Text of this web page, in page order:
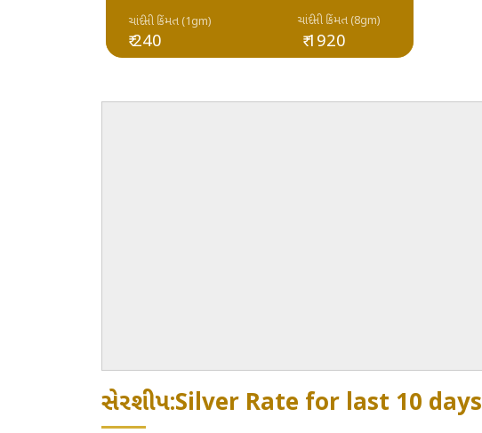
₹ 240
ચાંદીની કિંમત (1gm) ચાંદીની કિંમત (8gm)
₹ 1920
સેરશીપ:Silver Rate for last 10 days